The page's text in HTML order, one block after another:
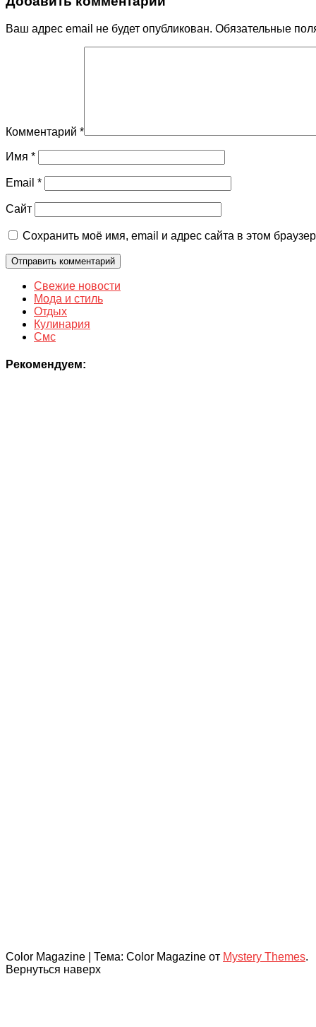
Ваш адрес email не будет опубликован. Обязательные
Комментарий *
Имя *
Email *
Сайт
Сохранить моё имя, email и адрес сайта в этом
Свежие новости
Мода и стиль
Отдых
Кулинария
Смс
Рекомендуем:
Color Magazine Тема: Color Magazine от Mystery Themes.
Вернуться наверх